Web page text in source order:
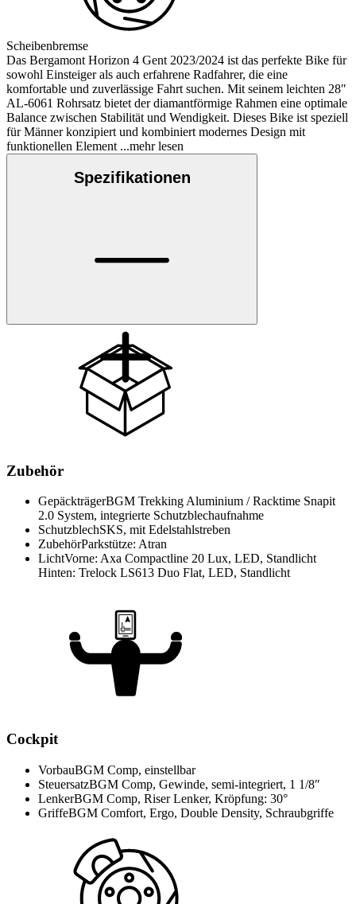
Scheibenbremse
Das Bergamont Horizon 4 Gent 2023/2024 ist das perfekte Bike für
sowohl Einsteiger als auch erfahrene Radfahrer, die eine
komfortable und zuverlässige Fahrt suchen. Mit seinem leichten 28″
AL-6061 Rohrsatz bietet der diamantförmige Rahmen eine optimale
Balance zwischen Stabilität und Wendigkeit. Dieses Bike ist speziell
für Männer konzipiert und kombiniert modernes Design mit
funktionellen Element ...mehr lesen
Spezifikationen
Zubehör
GepäckträgerBGM Trekking Aluminium / Racktime Snapit
2.0 System, integrierte Schutzblechaufnahme
SchutzblechSKS, mit Edelstahlstreben
ZubehörParkstütze: Atran
LichtVorne: Axa Compactline 20 Lux, LED, Standlicht
Hinten: Trelock LS613 Duo Flat, LED, Standlicht
Cockpit
VorbauBGM Comp, einstellbar
SteuersatzBGM Comp, Gewinde, semi-integriert, 1 1/8″
LenkerBGM Comp, Riser Lenker, Kröpfung: 30°
GriffeBGM Comfort, Ergo, Double Density, Schraubgriffe